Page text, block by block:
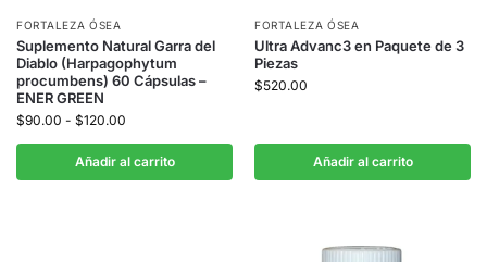
FORTALEZA ÓSEA
Suplemento Natural Garra del
Diablo (Harpagophytum
procumbens) 60 Cápsulas –
ENER GREEN
$90.00 - $120.00
Añadir al carrito
FORTALEZA ÓSEA
Ultra Advanc3 en Paquete de 3
Piezas
$520.00
Añadir al carrito